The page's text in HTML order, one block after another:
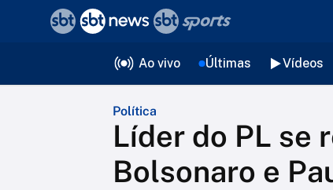
Ao vivo Últimas Vídeos
Política
Líder do PL se
Bolsonaro e
voltar
Editorias